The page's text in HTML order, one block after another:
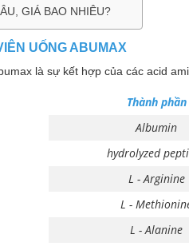
GIÁ BAO NHIÊU?
UỐNG ABUMAX
là sự kết hợp của các acid
Thành phần
Albumin
hydrolyzed
L - Arginine
L -
L - Alanine